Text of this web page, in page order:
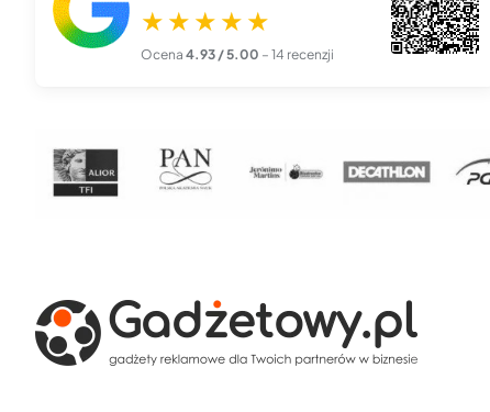
★★★★★
Ocena 4.93 / 5.00 – 14 recenzji
Piękna, profesjonalna robota. Zamówiłem kalendarze z logo
firmy i przyszły dokła...